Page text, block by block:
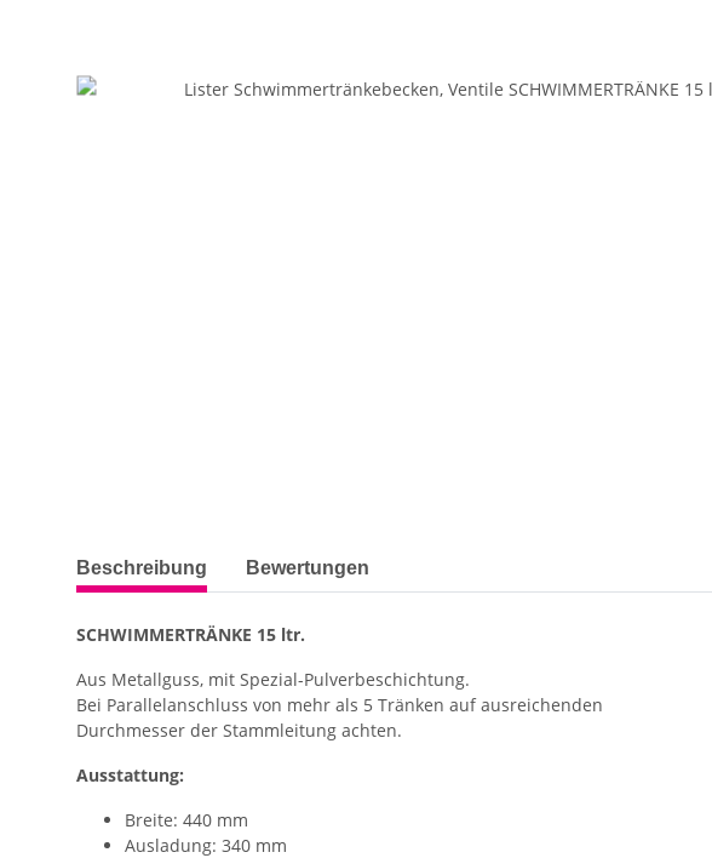
weitere Registerkarten anzeigen
Beschreibung Bewertungen
SCHWIMMERTRÄNKE 15 ltr.
Aus Metallguss, mit Spezial-Pulverbeschichtung.
Bei Parallelanschluss von mehr als 5 Tränken auf ausreichenden
Durchmesser der Stammleitung achten.
Ausstattung:
Breite: 440 mm
Ausladung: 340 mm